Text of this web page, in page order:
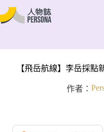
【飛岳航線】李岳採
作者：